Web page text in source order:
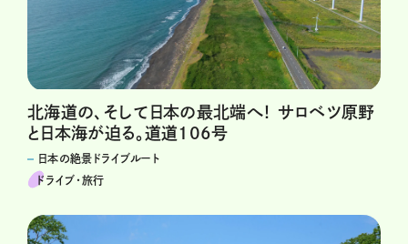
北海道の、そして日本の最北端へ！ サロベツ原野
と日本海が迫る。道道106号
日本の絶景ドライブルート
ドライブ･旅行